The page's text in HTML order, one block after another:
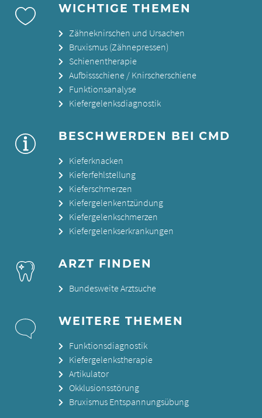
WICHTIGE THEMEN
Zähneknirschen und Ursachen
Bruxismus (Zähnepressen)
Schienentherapie
Aufbissschiene / Knirscherschiene
Funktionsanalyse
Kiefergelenksdiagnostik
BESCHWERDEN BEI CMD
Kieferknacken
Kieferfehlstellung
Kieferschmerzen
Kiefergelenkentzündung
Kiefergelenkschmerzen
Kiefergelenkserkrankungen
ARZT FINDEN
Bundesweite Arztsuche
WEITERE THEMEN
Funktionsdiagnostik
Kiefergelenkstherapie
Artikulator
Okklusionsstörung
Bruxismus Entspannungsübung